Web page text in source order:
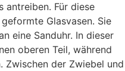
antreiben. Für diese
Glasvasen. Sie
eine Sanduhr. In dieser
oberen Teil, während
Zwischen der Zwiebel und